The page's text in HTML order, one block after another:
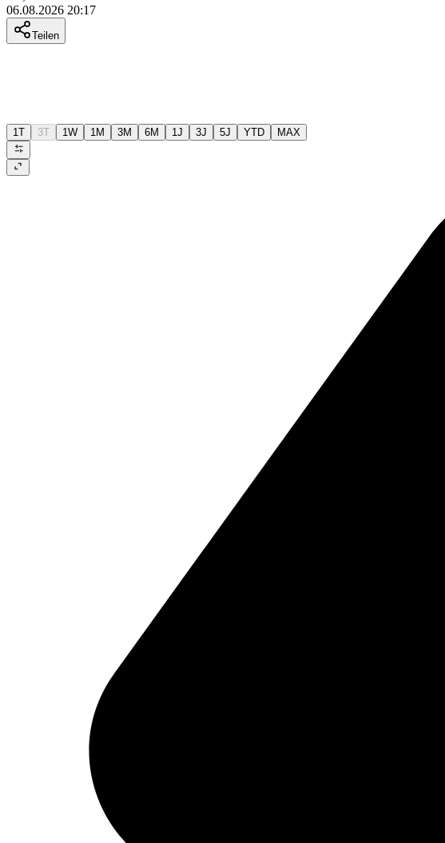
06.08.2026 20:17
Teilen
1T 3T 1W 1M 3M 6M 1J 3J 5J YTD MAX